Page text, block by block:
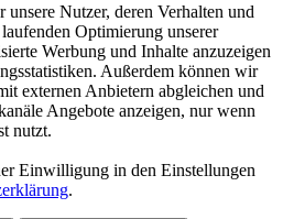
Nutzer, deren Verhalten und
Optimierung unserer
Werbung und Inhalte anzuzeigen
Außerdem können wir
externen Anbietern abgleichen und
Angebote anzeigen, nur wenn
nutzt.
Einwilligung in den Einstellungen
.